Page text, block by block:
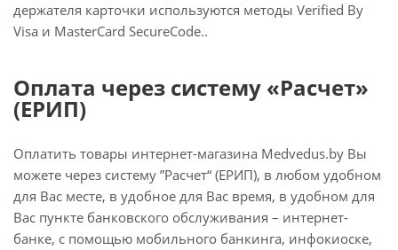
держателя карточки используются методы Verified By
Visa и MasterCard SecureCode..
Оплата через систему «Расчет»
(ЕРИП)
Оплатить товары интернет-магазина Medvedus.by Вы
можете через систему ”Расчет“ (ЕРИП), в любом удобном
для Вас месте, в удобное для Вас время, в удобном для
Вас пункте банковского обслуживания – интернет-
банке, с помощью мобильного банкинга, инфокиоске,